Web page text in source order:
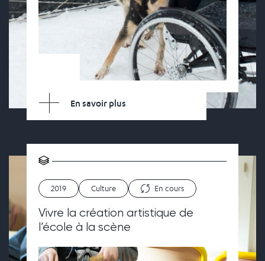
En savoir plus
2019 Culture En cours
Vivre la création artistique de
l’école à la scène